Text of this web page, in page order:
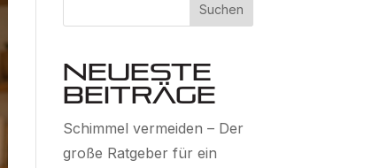
Suchen
Neueste
Beiträge
Schimmel vermeiden – Der
große Ratgeber für ein